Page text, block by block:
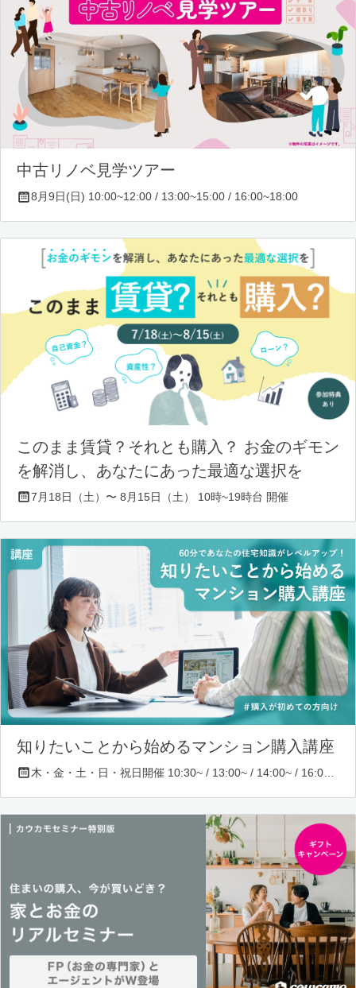
中古リノベ見学ツアー
8月9日(日) 10:00~12:00 / 13:00~15:00 / 16:00~18:00
このまま賃貸？それとも購入？ お金のギモン
を解消し、あなたにあった最適な選択を
7月18日（土）〜 8月15日（土） 10時~19時台 開催
知りたいことから始めるマンション購入講座